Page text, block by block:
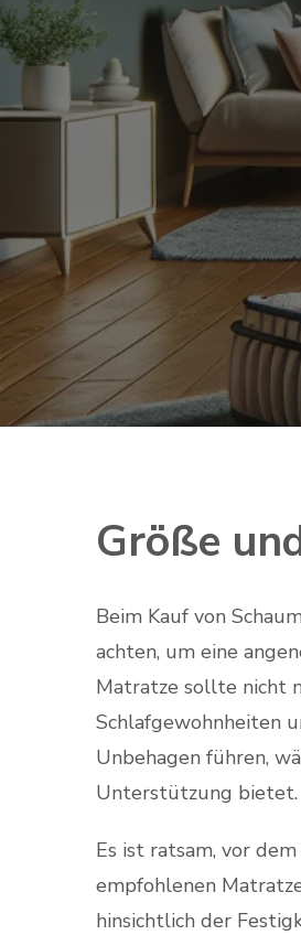
Größe
Beim Kauf von
achten, um eine
Matratze sollte nicht
Schlafgewohnheiten
Unbehagen führen,
Unterstützung bietet.
Es ist ratsam, vor
empfohlenen
hinsichtlich der